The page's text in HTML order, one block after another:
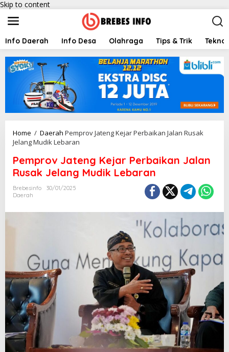
Skip to content
Info Daerah Info Desa Olahraga Tips & Trik
Home / Daerah Pemprov Jateng Kejar Perbaikan Jalan Rusak
Jelang Mudik Lebaran
Pemprov Jateng Kejar Perbaikan Jalan
Rusak Jelang Mudik Lebaran
Brebesinfo
30/01/2025
Daerah